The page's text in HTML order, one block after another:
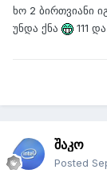
ხო 2 ბირთვიანი
უნდა ქნა
111
შაკო
Posted